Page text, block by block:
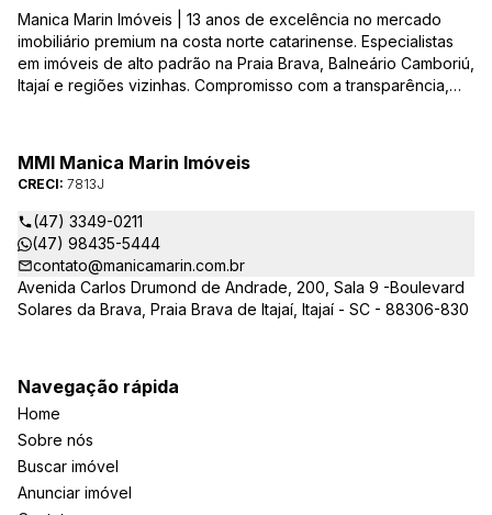
Manica Marin Imóveis | 13 anos de excelência no mercado
imobiliário premium na costa norte catarinense. Especialistas
em imóveis de alto padrão na Praia Brava, Balneário Camboriú,
Itajaí e regiões vizinhas. Compromisso com a transparência,
entende e valoriza seu investimento.
MMI Manica Marin Imóveis
CRECI: 7813J
(47) 3349-0211
(47) 98435-5444
contato@manicamarin.com.br
Avenida Carlos Drumond de Andrade, 200, Sala 9 -Boulevard
Solares da Brava, Praia Brava de Itajaí, Itajaí - SC - 88306-830
Navegação rápida
Home
Sobre nós
Buscar imóvel
Anunciar imóvel